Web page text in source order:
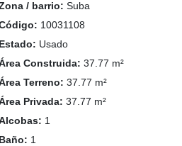
/ barrio: Suba
10031108
Usado
Construida: 37.77 m²
Terreno: 37.77 m²
Privada: 37.77 m²
1
1